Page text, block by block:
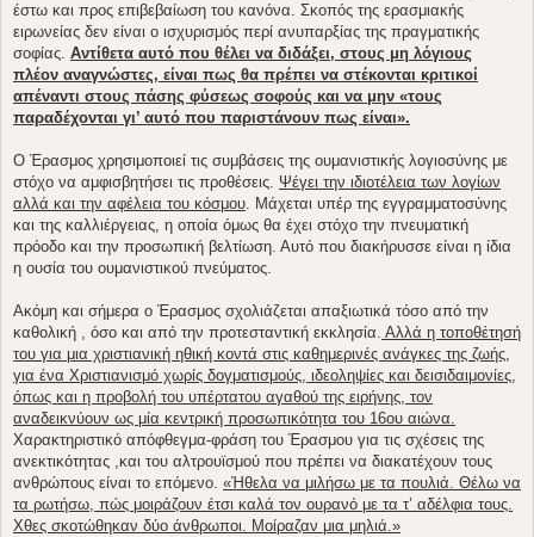
έστω και προς επιβεβαίωση του κανόνα. Σκοπός της ερασμιακής
ειρωνείας δεν είναι ο ισχυρισμός περί ανυπαρξίας της πραγματικής
σοφίας. Αντίθετα αυτό που θέλει να διδάξει, στους μη λόγιους
πλέον αναγνώστες, είναι πως θα πρέπει να στέκονται κριτικοί
απέναντι στους πάσης φύσεως σοφούς και να μην «τους
παραδέχονται γι’ αυτό που παριστάνουν πως είναι».
Ο Έρασμος χρησιμοποιεί τις συμβάσεις της ουμανιστικής λογιοσύνης με
στόχο να αμφισβητήσει τις προθέσεις. Ψέγει την ιδιοτέλεια των λογίων
αλλά και την αφέλεια του κόσμου. Μάχεται υπέρ της εγγραμματοσύνης
και της καλλιέργειας, η οποία όμως θα έχει στόχο την πνευματική
πρόοδο και την προσωπική βελτίωση. Αυτό που διακήρυσσε είναι η ίδια
η ουσία του ουμανιστικού πνεύματος.
Ακόμη και σήμερα ο Έρασμος σχολιάζεται απαξιωτικά τόσο από την
καθολική , όσο και από την προτεσταντική εκκλησία. Αλλά η τοποθέτησή
του για μια χριστιανική ηθική κοντά στις καθημερινές ανάγκες της ζωής,
για ένα Χριστιανισμό χωρίς δογματισμούς, ιδεοληψίες και δεισιδαιμονίες,
όπως και η προβολή του υπέρτατου αγαθού της ειρήνης, τον
αναδεικνύουν ως μία κεντρική προσωπικότητα του 16ου αιώνα.
Χαρακτηριστικό απόφθεγμα-φράση του Έρασμου για τις σχέσεις της
ανεκτικότητας ,και του αλτρουϊσμού που πρέπει να διακατέχουν τους
ανθρώπους είναι το επόμενο. «Ήθελα να μιλήσω με τα πουλιά. Θέλω να
τα ρωτήσω, πώς μοιράζουν έτσι καλά τον ουρανό με τα τ’ αδέλφια τους.
Χθες σκοτώθηκαν δύο άνθρωποι. Μοίραζαν μια μηλιά.»